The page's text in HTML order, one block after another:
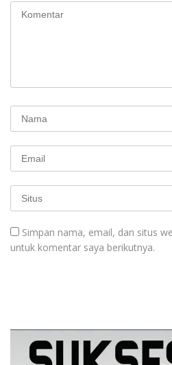
Simpan nama, email, dan situs
untuk komentar saya berikutnya.